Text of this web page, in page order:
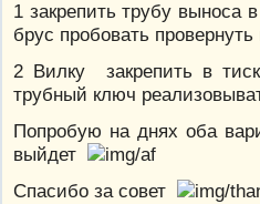
1 закрепить трубу выноса
брус пробовать провернуть
2 Вилку закрепить в
трубный ключ
Попробую на днях оба
выйдет
Спасибо за совет